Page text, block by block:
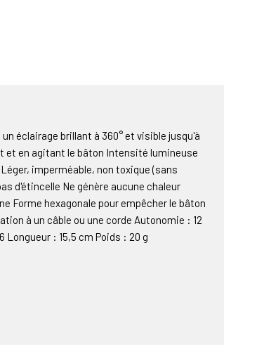
éclairage brillant à 360° et visible jusqu'à
et en agitant le bâton Intensité lumineuse
imperméable, non toxique (sans
d'étincelle Ne génère aucune chaleur
Forme hexagonale pour empêcher le bâton
à un câble ou une corde Autonomie : 12
Longueur : 15,5 cm Poids : 20 g